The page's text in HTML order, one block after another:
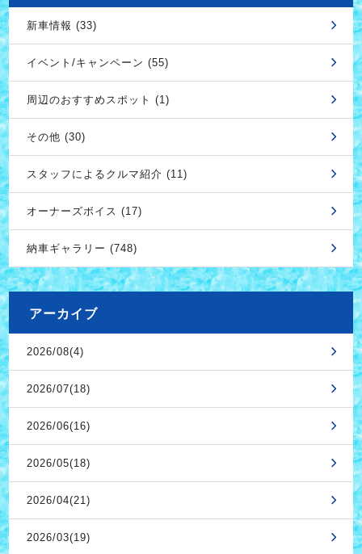
新車情報 (33)
イベント/キャンペーン (55)
周辺のおすすめスポット (1)
その他 (30)
スタッフによるクルマ紹介 (11)
オーナーズボイス (17)
納車ギャラリー (748)
アーカイブ
2026/08(4)
2026/07(18)
2026/06(16)
2026/05(18)
2026/04(21)
2026/03(19)